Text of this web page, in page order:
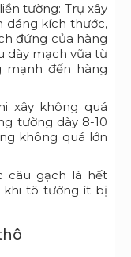
tường: Trụ xây
dáng kích thước,
đứng của hàng
dày mạch vữa từ
mạnh đến hàng
xây không quá
tường dày 8-10
không quá lớn
câu gạch là hết
khi tô tường ít bị